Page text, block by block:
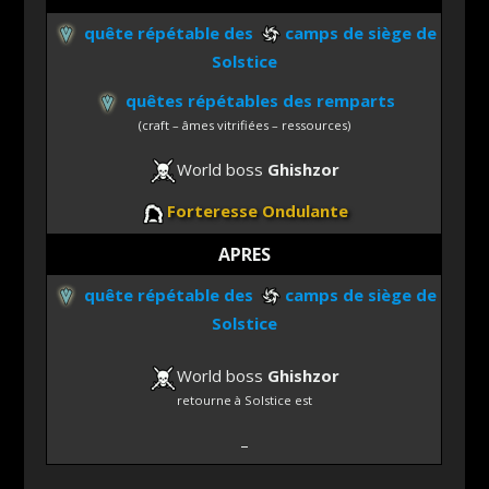
quête répétable des
camps de siège de
Solstice
quêtes répétables des remparts
(craft – âmes vitrifiées – ressources)
World boss Ghishzor
Forteresse Ondulante
APRES
quête répétable des
camps de siège de
Solstice
World boss Ghishzor
retourne à Solstice est
–